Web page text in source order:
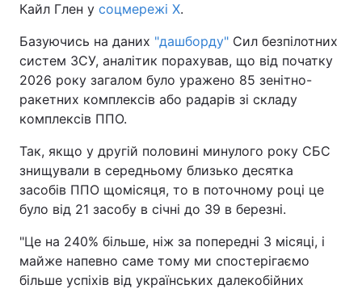
Кайл Глен у соцмережі Х.
Базуючись на даних "дашборду" Сил безпілотних
систем ЗСУ, аналітик порахував, що від початку
2026 року загалом було уражено 85 зенітно-
ракетних комплексів або радарів зі складу
комплексів ППО.
Так, якщо у другій половині минулого року СБС
знищували в середньому близько десятка
засобів ППО щомісяця, то в поточному році це
було від 21 засобу в січні до 39 в березні.
"Це на 240% більше, ніж за попередні 3 місяці, і
майже напевно саме тому ми спостерігаємо
більше успіхів від українських далекобійних